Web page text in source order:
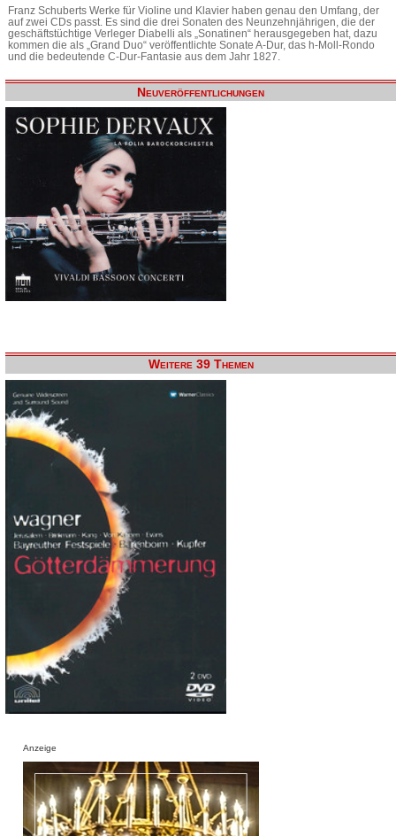
Franz Schuberts Werke für Violine und Klavier haben genau den Umfang, der
auf zwei CDs passt. Es sind die drei Sonaten des Neunzehnjährigen, die der
geschäftstüchtige Verleger Diabelli als „Sonatinen“ herausgegeben hat, dazu
kommen die als „Grand Duo“ veröffentlichte Sonate A-Dur, das h-Moll-Rondo
und die bedeutende C-Dur-Fantasie aus dem Jahr 1827.
Neuveröffentlichungen
Weitere 39 Themen
Anzeige